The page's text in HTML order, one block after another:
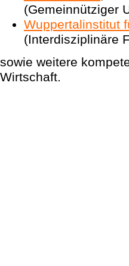
(Gemeinnütziger
Wuppertalinstitut
(Interdisziplinäre
sowie weitere
Wirtschaft.